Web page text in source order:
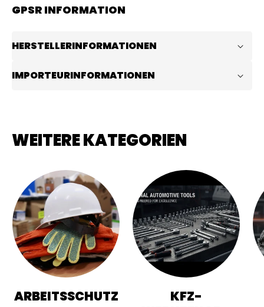
GPSR INFORMATION
HERSTELLERINFORMATIONEN
IMPORTEURINFORMATIONEN
WEITERE KATEGORIEN
ARBEITSSCHUTZ
KFZ-